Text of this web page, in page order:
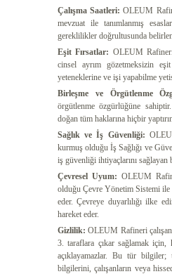
Çalışma Saatleri:OLEUM
mevzuat ile tanımlanmış
gereklilikler doğrultusunda
Eşit Fırsatlar: OLEUM
cinsel ayrım gözetmeksizin
yeteneklerine ve işi yapabilme
Birleşme ve Örgütlenme
örgütlenme özgürlüğüne
doğan tüm haklarına hiçbir
Sağlık ve İş Güvenliği:
kurmuş olduğu İş Sağlığı ve
iş güvenliği ihtiyaçlarını sağlayan
Çevresel Uyum: OLEUM
olduğu Çevre Yönetim Sistemi ile
eder. Çevreye duyarlılığı ilke
hareket eder.
Gizlilik: OLEUM Rafineri
3. taraflara çıkar sağlamak
açıklayamazlar. Bu tür
bilgilerini, çalışanların veya